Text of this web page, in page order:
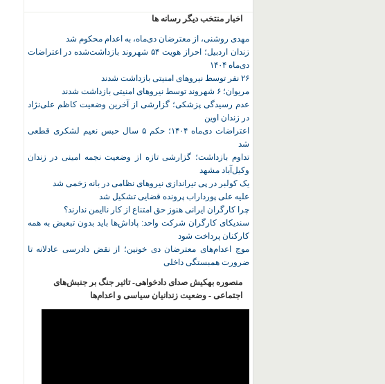
اخبار منتخب دیگر رسانه ها
مهدی روشنی، از معترضان دی‌ماه، به اعدام محکوم شد
زندان اردبیل؛ احراز هویت ۵۴ شهروند بازداشت‌شده در اعتراضات
دی‌ماه ۱۴۰۴
۲۶ نفر توسط نیروهای امنیتی بازداشت شدند
مریوان؛ ۶ شهروند توسط نیروهای امنیتی بازداشت شدند
عدم رسیدگی پزشکی؛ گزارشی از آخرین وضعیت کاظم علی‌نژاد
در زندان اوین
اعتراضات دی‌ماه ۱۴۰۴؛ حکم ۵ سال حبس نعیم لشکری قطعی
شد
تداوم بازداشت؛ گزارشی تازه از وضعیت نجمه امینی در زندان
وکیل‌آباد مشهد
یک کولبر در پی تیراندازی نیروهای نظامی در بانه زخمی شد
علیه علی پورداراب پرونده قضایی تشکیل شد
چرا کارگران ایرانی هنوز حق امتناع از کار ناایمن ندارند؟
سندیکای کارگران شرکت واحد: پاداش‌ها باید بدون تبعیض به همه
کارکنان پرداخت شود
موج اعدام‌های معترضان دی‌ خونین؛ از نقض دادرسی عادلانه تا
ضرورت همبستگی داخلی
منصوره بهکیش صدای دادخواهی- تاثیر جنگ بر جنبش‌های
اجتماعی - وضعیت زندانیان سیاسی و اعدام‌ها